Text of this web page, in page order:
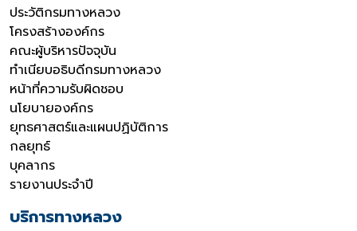
ประวัติกรมทางหลวง
โครงสร้างองค์กร
คณะผู้บริหารปัจจุบัน
ทำเนียบอธิบดีกรมทางหลวง
หน้าที่ความรับผิดชอบ
นโยบายองค์กร
ยุทธศาสตร์และแผนปฏิบัติการ
กลยุทธ์
บุคลากร
รายงานประจำปี
บริการทางหลวง